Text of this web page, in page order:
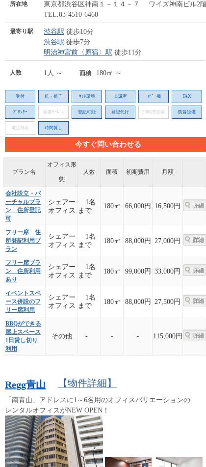
所在地
東京都渋谷区神南１－１４－７ ワイズ神南ビル2階
TEL.03-4510-6460
最寄り駅 渋谷駅 徒歩10分
渋谷駅 徒歩7分
明治神宮前〈原宿〉駅 徒歩11分
人数 1人 ～ 面積 180㎡ ～
受付 机・椅子 ﾈｯﾄ環境 会議室 ｺﾋﾟｰ機 FAX
ﾌﾟﾘﾝﾀｰ 秘書ｻｰﾋﾞｽ 登記可能 登記代行 24時間営業 防音設備
電話対応 時間貸し
今すぐ問い合わせる
プラン名
オフィス形
態
人数 面積 初期費用 月額
会社設立・バ
ーチャルプラ
ン 住所登記
可
シェアー
オフィス
1名
まで
180㎡ 66,000円 16,500円
フリー席 住
所登記利用プ
ラン
シェアー
オフィス
1名
まで
180㎡ 88,000円 27,000円
フリー席プラ
ン 住所利用
あり
シェアー
オフィス
1名
まで
180㎡ 99,000円 33,000円
イベントスペ
ース併設のフ
リー席利用
シェアー
オフィス
1名
まで
180㎡ 88,000円 27,500円
BBQができる
屋上スペース
1日貸し切り
利用
その他 - - - 115,000円
Regg青山 【物件詳細】
「南青山」アドレスに1～6名用のオフィスバリエーションの
レンタルオフィスがNEW OPEN！